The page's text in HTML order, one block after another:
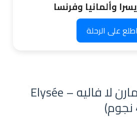
وألمانيا وفرنسا
اطلع على الرحلة
فندق إيليبسي مارن لا فاليه – Elysée